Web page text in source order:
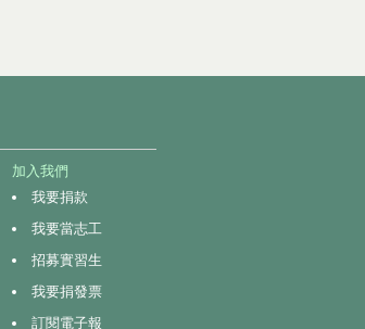
加入我們
我要捐款
我要當志工
招募實習生
我要捐發票
訂閱電子報